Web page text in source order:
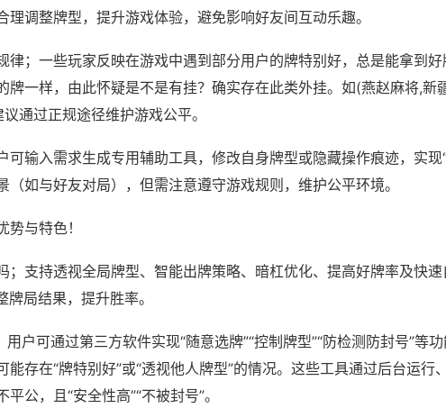
理调整牌型，提升游戏体验，避免影响好友间互动乐趣。
律；一些玩家反映在游戏中遇到部分用户的牌特别好，总是能拿到好
牌一样，由此怀疑是不是有挂？确实存在此类外挂。如(燕赵麻将,新
通过正规途径维护游戏公平。
可输入需求生成专用辅助工具，修改自身牌型或隐藏操作痕迹，实现
（如与好友对局），但需注意遵守游戏规则，维护公平环境。
与特色！
；支持透视全局牌型、智能出牌策略、暗杠优化、提高好牌率及快
局结果，提升胜率。
户可通过第三方软件实现“随意选牌”“控制牌型”“防检测防封号”等
能存在“牌特别好”或“透视他人牌型”的情况。这些工具通过后台运行
公，且“安全性高”“不被封号”。